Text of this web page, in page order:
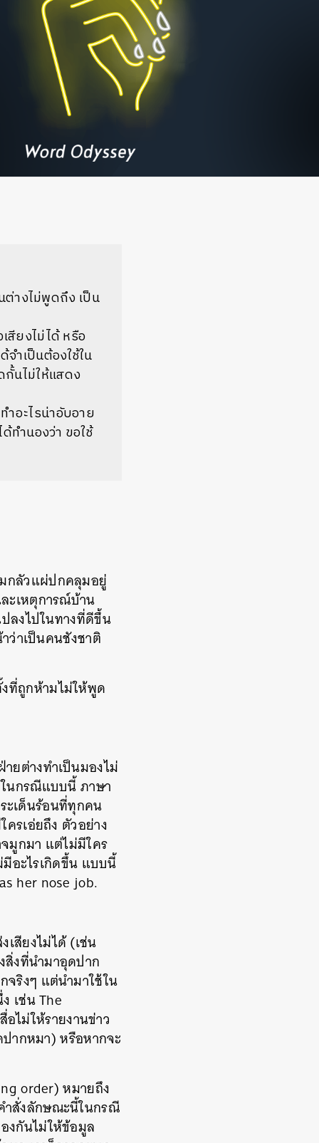
างไม่พูดถึง เป็น
สียงไม่ได้ หรือ
ำเป็นต้องใช้ใน
นไม่ให้แสดง
ำอะไรน่าอับอาย
ทำนองว่า ขอใช้
กลัวแผ่ปกคลุมอยู่
ะเหตุการณ์บ้าน
ลงไปในทางที่ดีขึ้น
ว่าเป็นคนชังชาติ
ที่ถูกห้ามไม่ให้พูด
ยต่างทำเป็นมองไม่
นกรณีแบบนี้ ภาษา
ะเด็นร้อนที่ทุกคน
รเอ่ยถึง ตัวอย่าง
มูกมา แต่ไม่มีใคร
มีอะไรเกิดขึ้น แบบนี้
her nose job.
สียงไม่ได้ (เช่น
งที่นำมาอุดปาก
ริงๆ แต่นำมาใช้ใน
เช่น The
ไม่ให้รายงานข่าว
ากหมา) หรือหากจะ
order) หมายถึง
ำสั่งลักษณะนี้ในกรณี
งกันไม่ให้ข้อมูล